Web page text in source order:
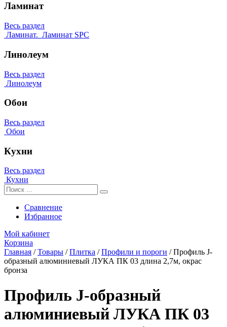
Ламинат
Весь раздел
Ламинат. Ламинат SPC
Линолеум
Весь раздел
Линолеум
Обои
Весь раздел
Обои
Кухни
Весь раздел
Кухни
Сравнение
Избранное
Мой кабинет
Корзина
Главная /Товары /Плитка /Профили и пороги /Профиль J-
образный алюминиевый ЛУКА ПК 03 длина 2,7м, окрас
бронза
Профиль J-образный
алюминиевый ЛУКА ПК 03